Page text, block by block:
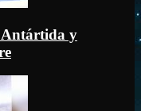
Antártida y